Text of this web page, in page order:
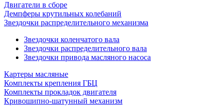
Двигатели в сборе
Демпферы крутильных колебаний
Звездочки распределительного механизма
Звездочки коленчатого вала
Звездочки распределительного вала
Звездочки привода масляного насоса
Картеры масляные
Комплекты крепления ГБЦ
Комплекты прокладок двигателя
Кривошипно-шатунный механизм